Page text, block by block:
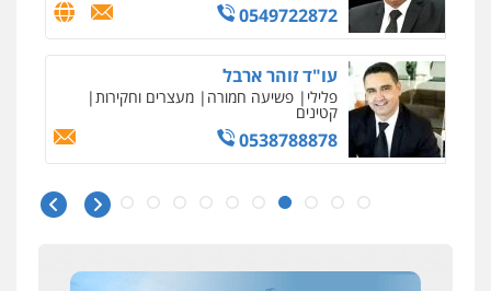
0549722872
עו"ד זוהר ארבל
פלילי פשיעה חמורה מעצרים וחקירות
קטינים
0538788878
משרד עורכי דין חן ברוך
ניר קידר – צלם
0504578527
רונן הלל – מוניטין
איומים כתובים
תושב סכנין חשוד ששלח הודעות מאיימות לעורך דין